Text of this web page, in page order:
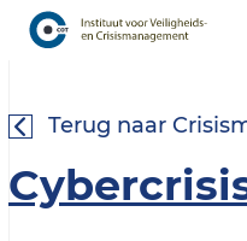
Terug naar